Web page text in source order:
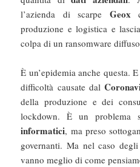
l’azienda di scarpe Geox
produzione e logistica e
colpa di un ransomware
È un’epidemia anche questa.
difficoltà causate dal
della produzione e dei
lockdown. È un problema
informatici, ma preso
governanti. Ma nel caso
vanno meglio di come